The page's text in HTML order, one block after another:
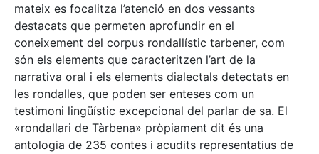
mateix es focalitza l’atenció en dos vessants
destacats que permeten aprofundir en el
coneixement del corpus rondallístic tarbener, com
són els elements que caracteritzen l’art de la
narrativa oral i els elements dialectals detectats en
les rondalles, que poden ser enteses com un
testimoni lingüístic excepcional del parlar de sa. El
«rondallari de Tàrbena» pròpiament dit és una
antologia de 235 contes i acudits representatius de